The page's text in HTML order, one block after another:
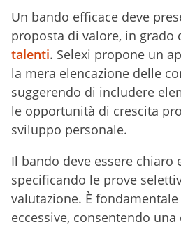
Un bando efficace deve
proposta di valore, in grado
talenti. Selexi propone un
la mera elencazione delle
suggerendo di includere
le opportunità di crescita
sviluppo personale.
Il bando deve essere chiaro
specificando le prove
valutazione. È
eccessive, consentendo